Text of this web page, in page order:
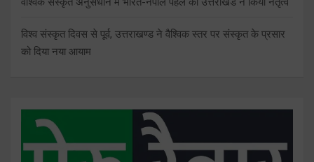
विश्व संस्कृत दिवस से पूर्व, उत्तराखण्ड ने वैश्विक स्तर पर संस्कृत के प्रसार
को दिया नया आयाम